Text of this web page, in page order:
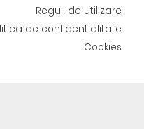
Reguli de utilizare
de confidentialitate
Cookies